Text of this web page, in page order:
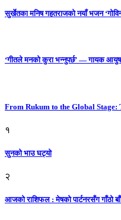
सुर्खेतका मनिष गहतराजको नयाँ भजन
‘गीतले मनको कुरा भन्नुपर्छ’ — गायक
From Rukum to the Global Stage:
१
सुनको भाउ घट्याे
२
आजको राशिफल : मेषको पार्टनरसँग गाँठो